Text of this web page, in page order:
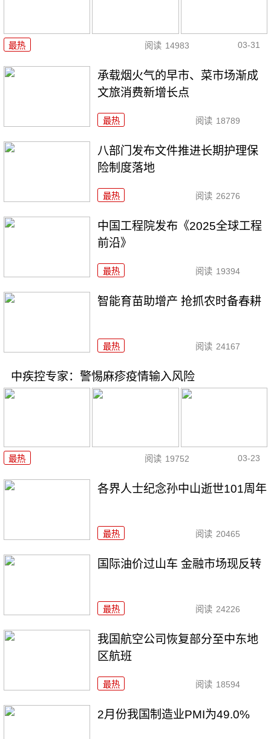
最热 阅读 14983 03-31
承载烟火气的早市、菜市场渐成
文旅消费新增长点
最热 阅读 18789
八部门发布文件推进长期护理保
险制度落地
最热 阅读 26276
中国工程院发布《2025全球工程
前沿》
最热 阅读 19394
智能育苗助增产 抢抓农时备春耕
最热 阅读 24167
中疾控专家：警惕麻疹疫情输入风险
最热 阅读 19752 03-23
各界人士纪念孙中山逝世101周年
最热 阅读 20465
国际油价过山车 金融市场现反转
最热 阅读 24226
我国航空公司恢复部分至中东地
区航班
最热 阅读 18594
2月份我国制造业PMI为49.0%